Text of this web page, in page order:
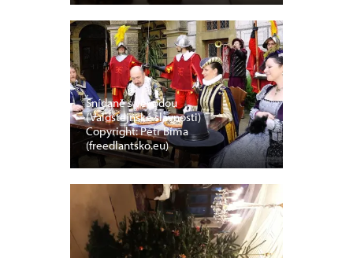
Snídaně s vévodou
(Valdštejnské slavnosti)
Copyright: Petr Bíma
(freedlantsko.eu)